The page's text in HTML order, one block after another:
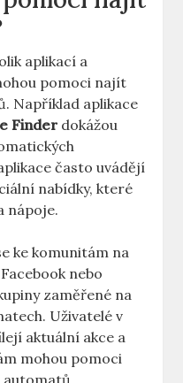
aplikací a
pomoci najít
Například aplikace
Finder dokážou
často uvádějí
nabídky, které
nápoje.
ke komunitám na
nebo
zaměřené na
Uživatelé v
aktuální akce a
mohou pomoci